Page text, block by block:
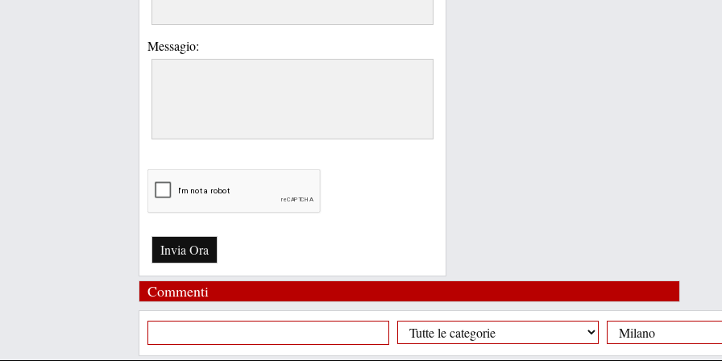
Messagio:
Invia Ora
Commenti